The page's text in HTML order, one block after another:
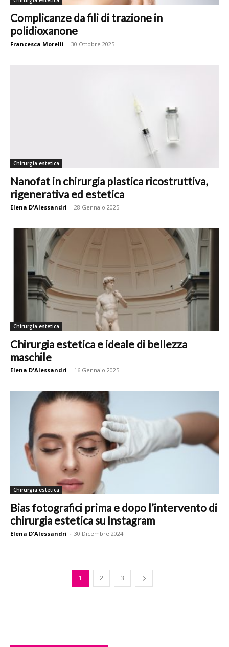
Complicanze da fili di trazione in
polidioxanone
Francesca Morelli - 30 Ottobre 2025
Chirurgia estetica
Nanofat in chirurgia plastica ricostruttiva,
rigenerativa ed estetica
Elena D'Alessandri - 28 Gennaio 2025
Chirurgia estetica
Chirurgia estetica e ideale di bellezza
maschile
Elena D'Alessandri - 16 Gennaio 2025
Chirurgia estetica
Bias fotografici prima e dopo l’intervento di
chirurgia estetica su Instagram
Elena D'Alessandri - 30 Dicembre 2024
1 2 3